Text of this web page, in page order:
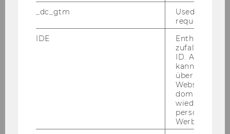
Jobs, Events, Be­ra­tung und mehr.
_dc_gtm
Used to
request rate.
IDE
Enthält eine
ID. Anhand
kann Google
über
Websites
Werbung